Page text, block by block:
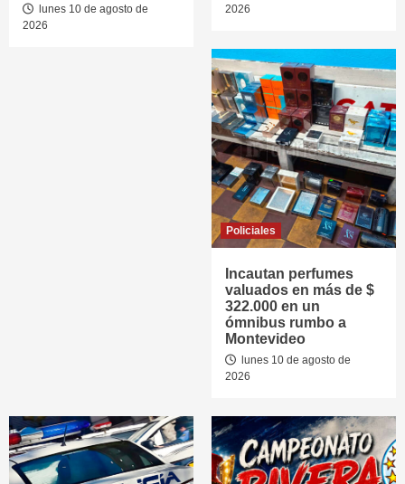
lunes 10 de agosto de
2026
2026
Policiales
Incautan perfumes
valuados en más de $
322.000 en un
ómnibus rumbo a
Montevideo
lunes 10 de agosto de
2026